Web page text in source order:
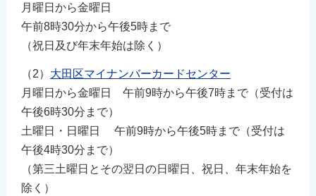
月曜日から金曜日
午前8時30分から午後5時まで
（祝日及び年末年始は除く）
（2） 大田区マイナンバーカードセンター
月曜日から金曜日 午前9時から午後7時まで（受付は
午後6時30分まで）
土曜日・日曜日 午前9時から午後5時まで（受付は
午後4時30分まで）
（第三土曜日とその翌日の日曜日、祝日、年末年始を
除く）